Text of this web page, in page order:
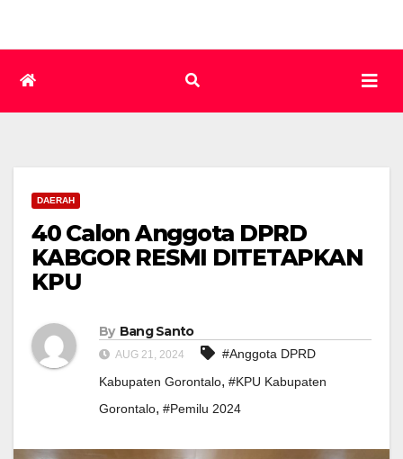
DAERAH
40 Calon Anggota DPRD
KABGOR RESMI DITETAPKAN
KPU
By Bang Santo
AUG 21, 2024
#Anggota DPRD
Kabupaten Gorontalo, #KPU Kabupaten
Gorontalo, #Pemilu 2024